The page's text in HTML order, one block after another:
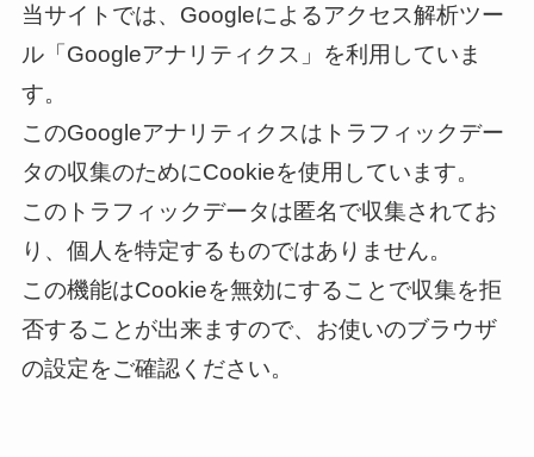
当サイトでは、Googleによるアクセス解析ツー
ル「Googleアナリティクス」を利用していま
す。
このGoogleアナリティクスはトラフィックデー
タの収集のためにCookieを使用しています。
このトラフィックデータは匿名で収集されてお
り、個人を特定するものではありません。
この機能はCookieを無効にすることで収集を拒
否することが出来ますので、お使いのブラウザ
の設定をご確認ください。